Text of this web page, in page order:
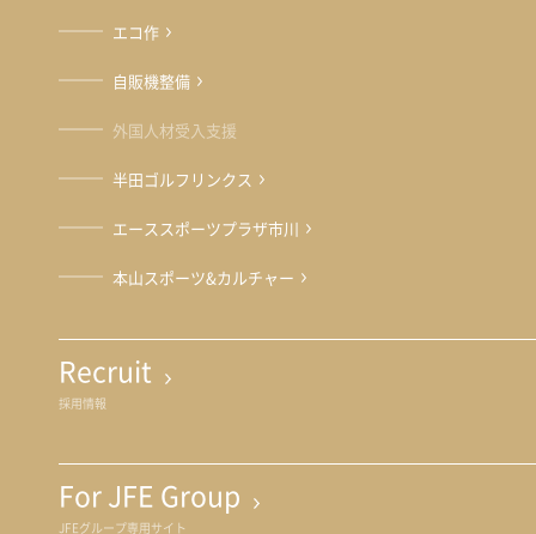
エコ作
自販機整備
外国人材受入支援
半田ゴルフリンクス
エーススポーツプラザ市川
本山スポーツ&カルチャー
Recruit
採用情報
For JFE Group
JFEグループ専用サイト